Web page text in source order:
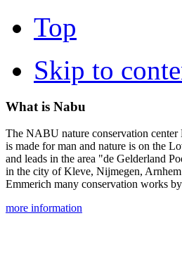
Top
Skip to
What is Nabu
The NABU nature conservation center
is made for man and nature is on the
and leads in the area "de Gelderland
in the city of Kleve, Nijmegen, Arnhem
Emmerich many conservation works
more information